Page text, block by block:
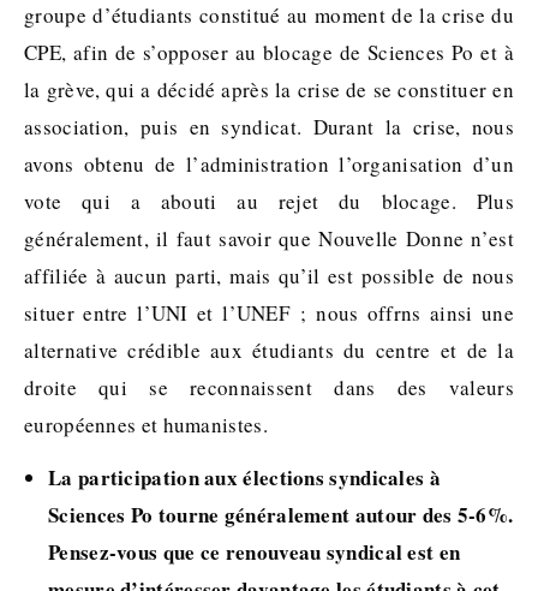
groupe d’étudiants constitué au moment de la crise du
CPE, afin de s’opposer au blocage de Sciences Po et à
la grève, qui a décidé après la crise de se constituer en
association, puis en syndicat. Durant la crise, nous
avons obtenu de l’administration l’organisation d’un
vote qui a abouti au rejet du blocage. Plus
généralement, il faut savoir que Nouvelle Donne n’est
affiliée à aucun parti, mais qu’il est possible de nous
situer entre l’UNI et l’UNEF ; nous offrns ainsi une
alternative crédible aux étudiants du centre et de la
droite qui se reconnaissent dans des valeurs
européennes et humanistes.
La participation aux élections syndicales à
Sciences Po tourne généralement autour des 5-6%.
Pensez-vous que ce renouveau syndical est en